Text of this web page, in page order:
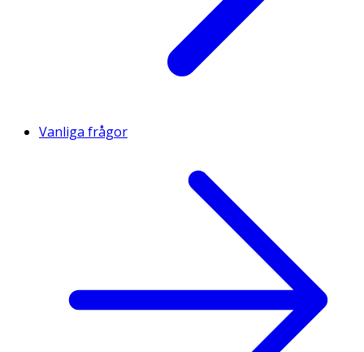
Vanliga frågor